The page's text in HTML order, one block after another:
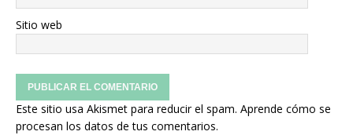
Sitio web
Este sitio usa Akismet para reducir el spam. Aprende cómo se
procesan los datos de tus comentarios.